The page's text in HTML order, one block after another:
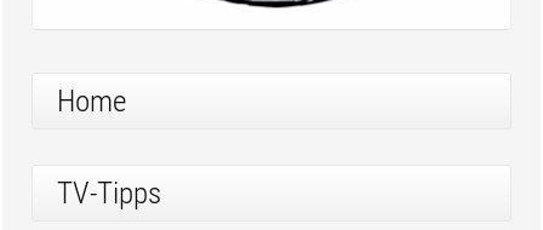
Home
TV-Tipps